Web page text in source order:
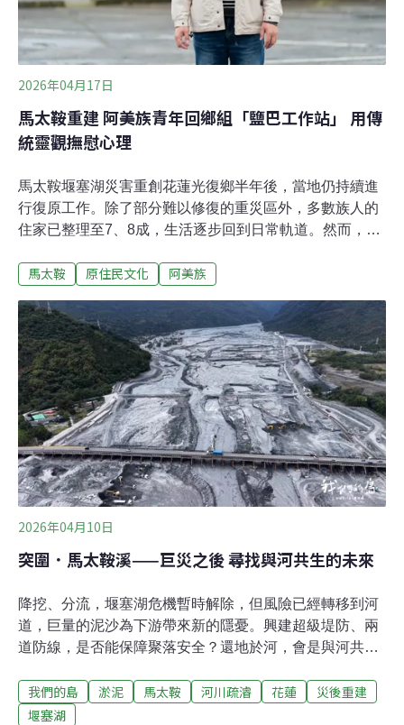
有設計標準與使用壽命。例如，某座堤防可能依據「一百
年重現期洪水」設計，但當降雨量超出原
2026年04月17日
馬太鞍重建 阿美族青年回鄉組「鹽巴工作站」 用傳
統靈觀撫慰心理
馬太鞍堰塞湖災害重創花蓮光復鄉半年後，當地仍持續進
行復原工作。除了部分難以修復的重災區外，多數族人的
住家已整理至7、8成，生活逐步回到日常軌道。然而，隨
鹽巴工作站站長、馬太鞍青年Kulas Umo正是在這樣的時
站」。他以阿美族的傳統信仰與文化為基礎，陪伴族人走
過洪災帶來的創傷，尋找身心重建的可能。在大水過後迅
速串連返鄉 阿美族「年齡階層」制度展現即時救災力想起
半年前的災情，Kulas Umo至今仍心有餘悸。他回憶，當
時堰塞湖潰壩、大水灌入部落的影像，透過手機在社群間
迅速流傳，畫面中的水勢遠遠超出當地居民過去經驗。青
年們急忙協助受困長者撤離至地勢較高的馬太鞍長老教會
避難，但仍有許多人來不及進行垂直避難，最終受困甚至
罹難。災情傳出後，散居外地的馬太鞍青年在極短時間內
迅速串連、返鄉支援。Ku
馬太鞍 原住民文化 阿美族
2026年04月10日
突圍．馬太鞍溪——巨災之後 尋找與河共生的未來
降挖、分流，堰塞湖危機暫時解除，但風險已經轉移到河
道，巨量的泥沙為下游帶來新的隱憂。興建超級堤防、兩
道防線，是否能保障聚落安全？還地於河，會是與河共生
復往日的情景，但重災區的景象依舊，超過兩百多公頃農
地，仍堆積著一兩層樓高的土砂。住在佛祖街的拖鞋阿公
我們的島 淤泥 馬太鞍 河川疏濬 花蓮
災後重建
堰塞湖